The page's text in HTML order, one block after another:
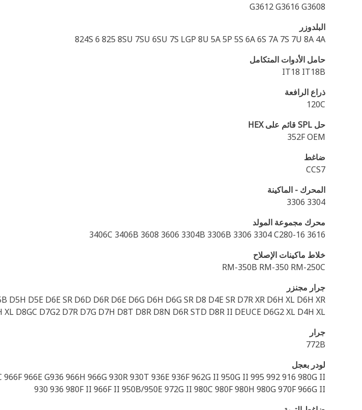
G3612 G3616 G3608
البلدوزر
824S 6 825 8SU 7SU 6SU 7S LGP 8U 5A 5P 5S 6A 6S 7A 7S 7U 8A 4A
حامل الأدوات المتكامل
IT18 IT18B
ذراع الرافعة
120C
حل SPL قائم على HEX
352F OEM
ضاغط
CCS7
المحرك - الماكينة
3304 3306
محرك مجموعة المولد
3406C 3406B 3608 3606 3304B 3306B 3306 3304 C280-16 3616
خلاط ماكينات الإصلاح
RM-350B RM-350 RM-250C
جرار مجنزر
D5E D6E SR D6D D6R D6E D6G D6H D6G SR D8 D4E SR D7R XR D6H XL D6H XR
XL D8GC D7G2 D7R D7G D7H D8T D8R D8N D6R STD D8R II DEUCE D6G2 XL D4H XL
جرار
772B
لودر بعجل
966E G936 966H 966G 930R 930T 936E 936F 962G II 950G II 995 992 916 980G II
930 936 980F II 966F II 950B/950E 972G II 980C 980F 980H 980G 970F 966G II